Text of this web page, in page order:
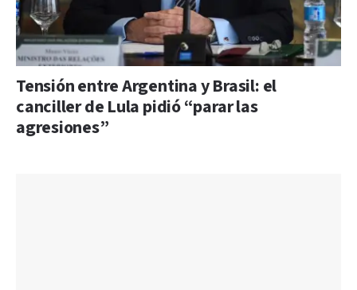
Tensión entre Argentina y Brasil: el
canciller de Lula pidió “parar las
agresiones”